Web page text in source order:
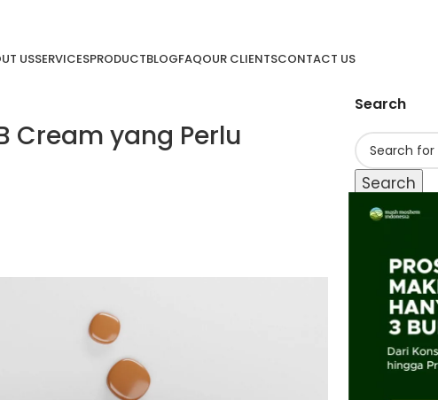
USSERVICESPRODUCTBLOGFAQOUR CLIENTSCONTACT US
Cream yang Perlu
Search
Search